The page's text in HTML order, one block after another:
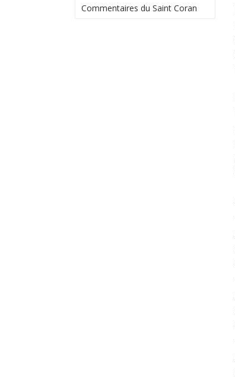
Commentaires du Saint Coran